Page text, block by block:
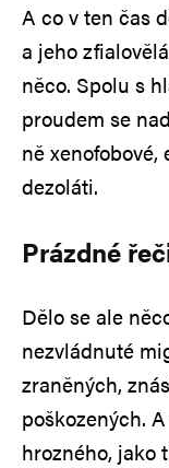
A co v ten čas
a jeho
něco. Spolu s
proudem se
ně
dezoláti.
Prázdné
Dělo se ale
nezvládnuté
zraněných,
poškozených.
hrozného, jako